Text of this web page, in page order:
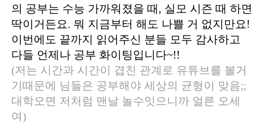
의 공부는 수능 가까워졌을 때, 실모 시즌 때 하면
딱이거든요. 뭐 지금부터 해도 나쁠 거 없지만요!
이번에도 끝까지 읽어주신 분들 모두 감사하고
다들 언제나 공부 화이팅입니다~!!
(저는 시간과 시간이 겹친 관계로 유튜브를 볼거
기때문에 님들은 공부해야 세상의 균형이 맞음;;
대학오면 저처럼 맨날 놀수잇으니까 얼른 오세
여)